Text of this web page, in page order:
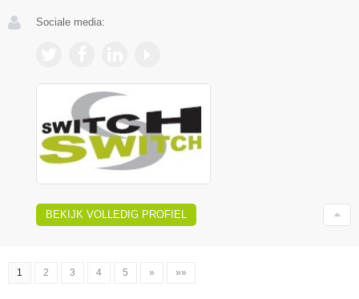
Sociale media:
BEKIJK VOLLEDIG PROFIEL
1 2 3 4 5 » »»